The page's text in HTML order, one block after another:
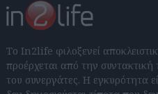
Το In2life φιλοξενεί
προέρχεται από την
του συνεργάτες. Η εγκυρότητα